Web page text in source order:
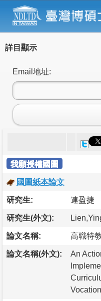
詳目顯示
Email地址:
我願授權國圖
國圖紙本論文
研究生: 連盈捷
研究生(外文):
論文名稱: 高職特
論文名稱(外文):
An